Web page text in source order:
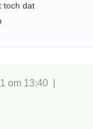
toch dat
om 13:40 |